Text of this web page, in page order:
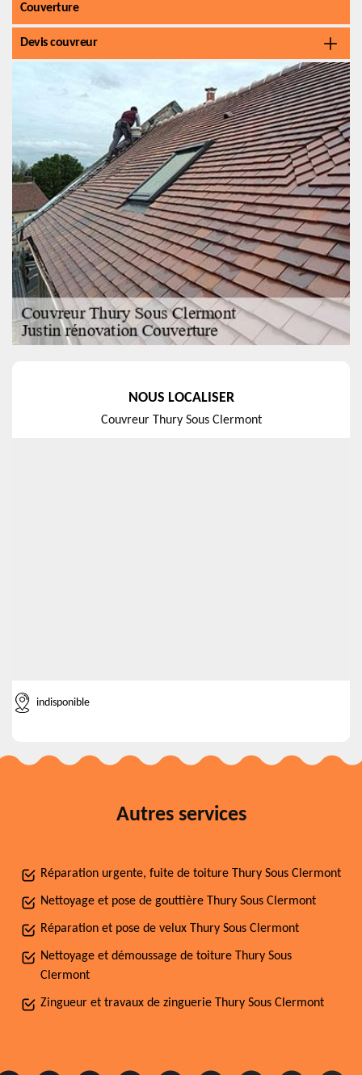
Couverture
Devis couvreur
NOUS LOCALISER
Couvreur Thury Sous Clermont
indisponible
Autres services
Réparation urgente, fuite de toiture Thury Sous Clermont
Nettoyage et pose de gouttière Thury Sous Clermont
Réparation et pose de velux Thury Sous Clermont
Nettoyage et démoussage de toiture Thury Sous
Clermont
Zingueur et travaux de zinguerie Thury Sous Clermont